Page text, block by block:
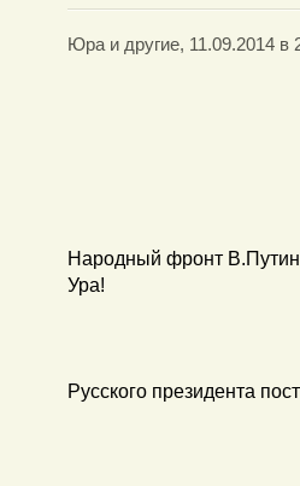
Юра и другие, 11.09.2014 в
Народный фронт
Ура!
Русского президента